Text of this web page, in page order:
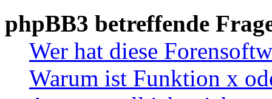
phpBB3 betreffende
Wer hat diese
Warum ist Funktion x